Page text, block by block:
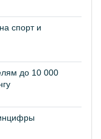
спорт и
до 10 000